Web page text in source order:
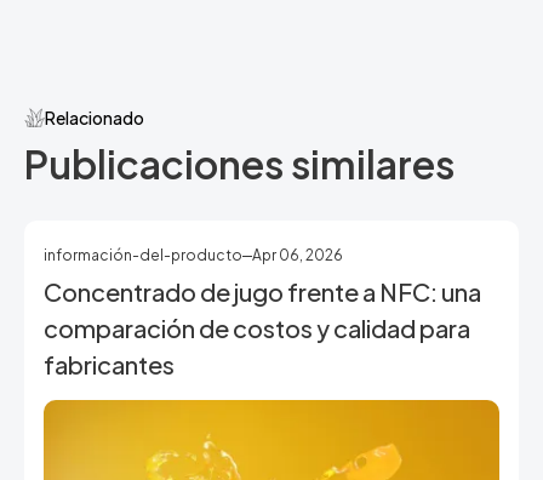
Relacionado
Publicaciones similares
información-del-producto Apr 06, 2026
Concentrado de jugo frente a NFC: una
comparación de costos y calidad para
fabricantes